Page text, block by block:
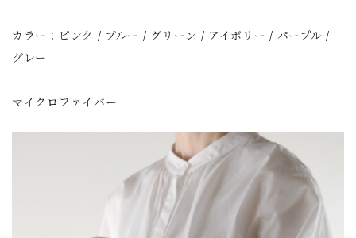
カラー：ピンク / ブルー / グリーン / アイボリー / パープル /
グレー
マイクロファイバー